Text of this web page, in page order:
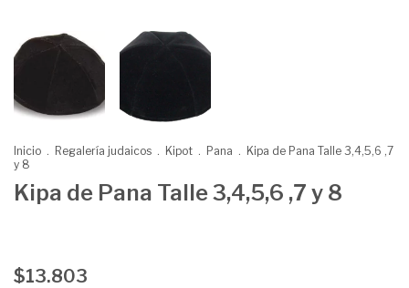
Inicio . Regalería judaicos . Kipot . Pana . Kipa de Pana Talle 3,4,5,6 ,7
y 8
Kipa de Pana Talle 3,4,5,6 ,7 y 8
$13.803